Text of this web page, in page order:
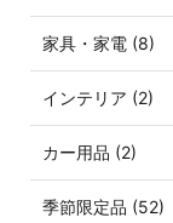
家具・家電 (8)
インテリア (2)
カー用品 (2)
季節限定品 (52)